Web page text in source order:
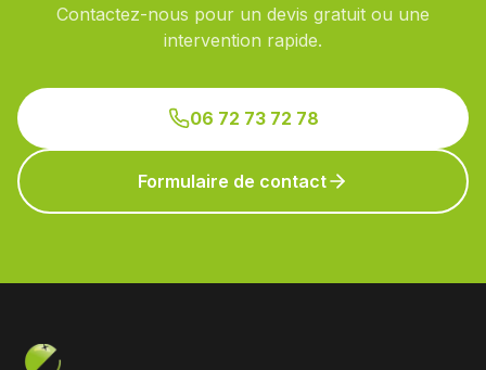
Contactez-nous pour un devis gratuit ou une
intervention rapide.
06 72 73 72 78
Formulaire de contact